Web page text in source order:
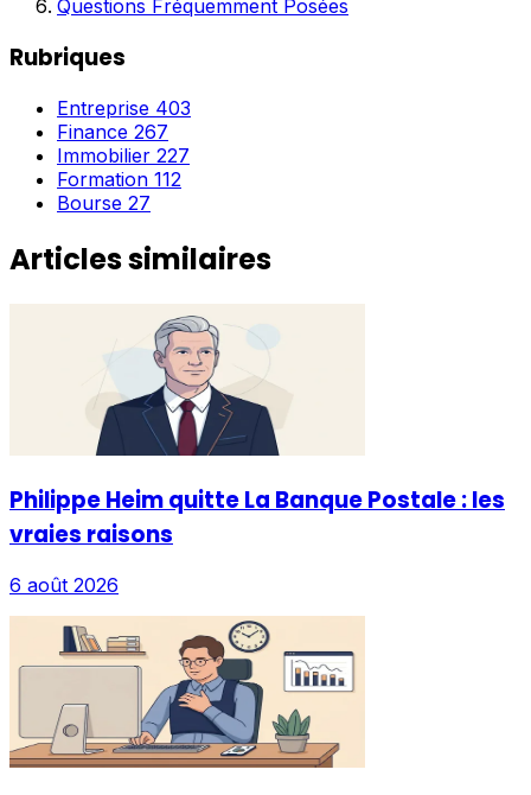
Questions Fréquemment Posées
Rubriques
Entreprise 403
Finance 267
Immobilier 227
Formation 112
Bourse 27
Articles similaires
Philippe Heim quitte La Banque Postale : les
vraies raisons
6 août 2026